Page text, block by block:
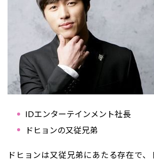
IDエンターテインメント社長
ドヒョンの又従兄弟
ドヒョンは又従兄弟にあたる存在で、